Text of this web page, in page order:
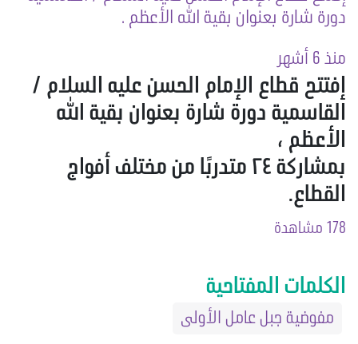
دورة شارة بعنوان بقية الله الأعظم .
منذ 6 أشهر
إفتتح قطاع الإمام الحسن عليه السلام /
القاسمية دورة شارة بعنوان بقية الله
الأعظم ،
بمشاركة ٢٤ متدربًا من مختلف أفواج
القطاع.
178 مشاهدة
الكلمات المفتاحية
مفوضية جبل عامل الأولى